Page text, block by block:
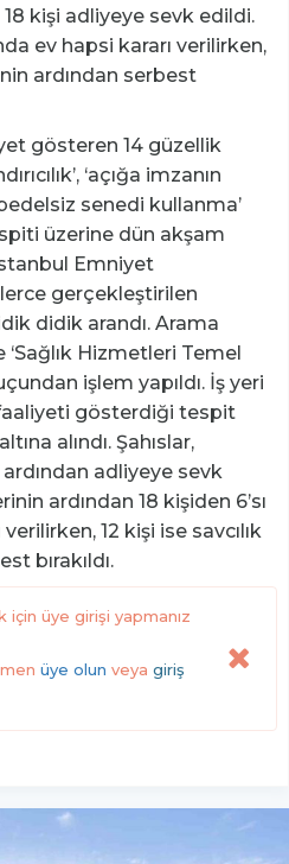
kişi adliyeye sevk edildi.
ev hapsi kararı verilirken,
ardından serbest
gösteren 14 güzellik
‘açığa imzanın
senedi kullanma’
üzerine dün akşam
Emniyet
gerçekleştirilen
didik arandı. Arama
‘Sağlık Hizmetleri Temel
işlem yapıldı. İş yeri
gösterdiği tespit
alındı. Şahıslar,
adliyeye sevk
ardından 18 kişiden 6’sı
12 kişi ise savcılık
bırakıldı.
için üye girişi yapmanız
üye olun veya giriş